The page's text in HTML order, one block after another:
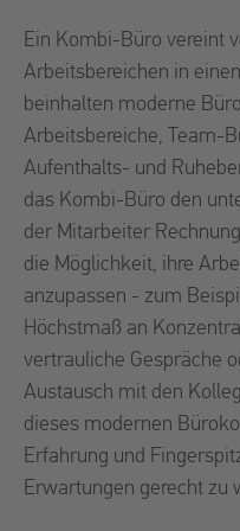
Ein Kombi-Büro vereint
Arbeitsbereichen in
beinhalten moderne
Arbeitsbereiche, Team-
Aufenthalts- und
das Kombi-Büro den
der Mitarbeiter
die Möglichkeit, ihre
anzupassen - zum
Höchstmaß an
vertrauliche Gespräche
Austausch mit den
dieses modernen
Erfahrung und
Erwartungen gerecht zu